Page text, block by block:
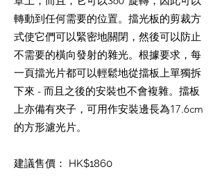
轉動到任何需要的位置。擋光板的剪裁方
式使它們可以緊密地關閉，然後可以防止
不需要的橫向發射的雜光。根據要求，每
一頁擋光片都可以輕鬆地從擋板上單獨拆
下來 - 而且之後的安裝也不會複雜。擋板
上亦備有夾子，可用作安裝邊長為17.6cm
的方形濾光片。
建議售價： HK$1860